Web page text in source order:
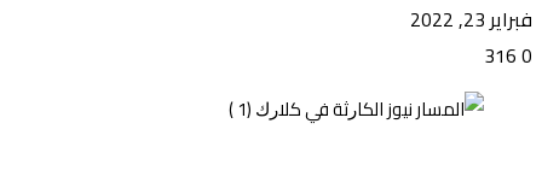
فبراير 23, 2022
0